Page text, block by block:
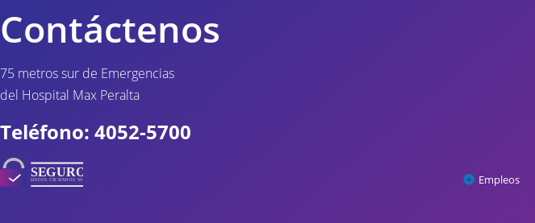
Contáctenos
75 metros sur de Emergencias
del Hospital Max Peralta
Teléfono: 4052-5700
Empleos